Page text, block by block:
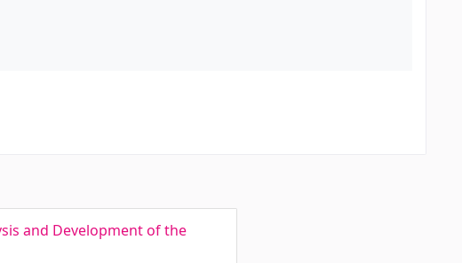
and Development of the